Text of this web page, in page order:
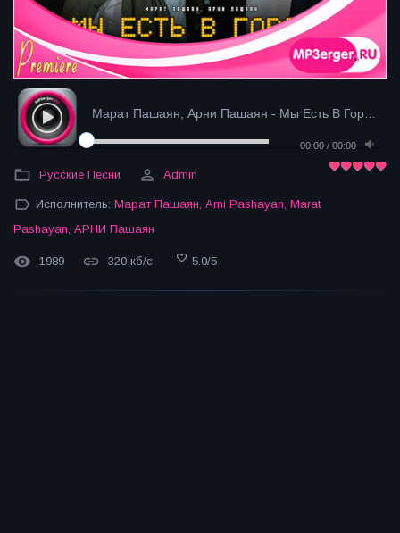
00:00 / 00:00
Русские Песни Admin
Исполнитель: Марат Пашаян Arni Pashayan Marat
Pashayan, АРНИ Пашаян
1989 320 кб/с 5.0/5